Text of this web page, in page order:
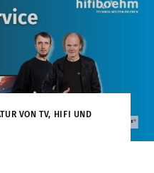
VON TV, HIFI UND